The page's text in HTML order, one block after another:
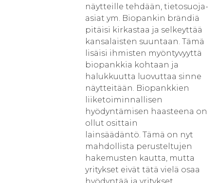
näytteille tehdään, tietosuoja-
asiat ym. Biopankin brändiä
pitäisi kirkastaa ja selkeyttää
kansalaisten suuntaan. Tämä
lisäisi ihmisten myöntyvyyttä
biopankkia kohtaan ja
halukkuutta luovuttaa sinne
näytteitään. Biopankkien
liiketoiminnallisen
hyödyntämisen haasteena on
ollut osittain
lainsäädäntö. Tämä on nyt
mahdollista perusteltujen
hakemusten kautta, mutta
yritykset eivät tätä vielä osaa